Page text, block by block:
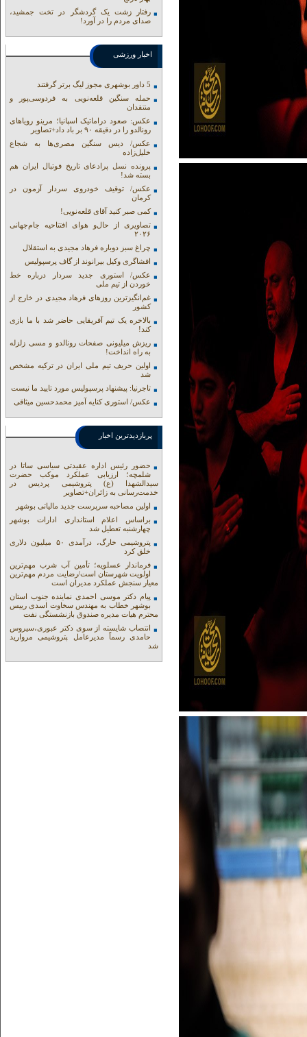
رفتار زشت یک گردشگر در تخت جمشید،
صدای مردم را در آورد!
اخبار ورزشی
5 داور بوشهری مجوز لیگ برتر گرفتند
حمله سنگین قلعه‌نویی به فردوسی‌پور و
منتقدان
عکس: صعود دراماتیک اسپانیا؛ مرینو رویاهای
رونالدو را در دقیقه ۹۰ بر باد داد+تصاویر
عکس/ دیس سنگین مصری‌ها به شجاع
خلیل‌زاده
پرونده نسل پرادعای تاریخ فوتبال ایران هم
بسته شد!
عکس/ توقیف خودروی سردار آزمون در
کرمان
کمی صبر کنید آقای قلعه‌نویی!
تصاویری از حال‌و هوای افتتاحیه جام‌جهانی
۲۰۲۶
چراغ سبز دوباره فرهاد مجیدی به استقلال
افشاگری وکیل بیرانوند از گاف‌ پرسپولیس
عکس/ استوری جدید سردار درباره خط
خوردن از تیم ملی
غم‌انگیزترین روزهای فرهاد مجیدی در خارج از
کشور
بالاخره یک تیم آفریقایی حاضر شد با ما بازی
کند!
ریزش میلیونی صفحات رونالدو و مسی زلزله
به راه انداخت!
اولین حریف تیم ملی ایران در ترکیه مشخص
شد
تاجرنیا: پیشنهاد پرسپولیس مورد تایید ما نیست
عکس/ استوری کنایه آمیز محمدحسین میثاقی
پربازدیدترین اخبار
حضور رئیس اداره عقیدتی سیاسی ساتا در
شلمچه؛ ارزیابی عملکرد موکب حضرت
سیدالشهدا (ع) پتروشیمی پردیس در
خدمت‌رسانی به زائران+تصاویر
اولین مصاحبه سرپرست جدید مالیاتی بوشهر
براساس اعلام استانداری ادارات بوشهر
چهارشنبه تعطیل شد
پتروشیمی خارگ، درآمدی ۵۰ میلیون دلاری
خلق کرد
فرماندار عسلویه؛ تأمین آب شرب مهم‌ترین
اولویت شهرستان است/رضایت مردم مهم‌ترین
معیار سنجش عملکرد مدیران است
پیام دکتر موسی احمدی نماینده جنوب استان
بوشهر خطاب به مهندس سخاوت اسدی رییس
محترم هیات مدیره صندوق بازنشستگی نفت
انتصاب شایسته از سوی دکتر عبوری،سیروس
حامدی رسماً مدیرعامل پتروشیمی مروارید
شد